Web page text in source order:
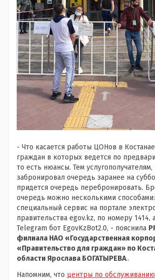
- Что касается работы ЦОНов в
граждан в которых ведется по
то есть нюансы. Тем услугополучателям,
забронировал очередь заранее на
придется очередь перебронировать.
очередь можно несколькими
специальный сервис на портале
правительства egov.kz, по номеру 1414,
Telegram бот EgovKzBot2.0, - пояснила
филиала НАО «Государственная
«Правительство для граждан» по
области Ярослава БОГАТЫРЕВА..
Напомним, что центры по обслуживанию